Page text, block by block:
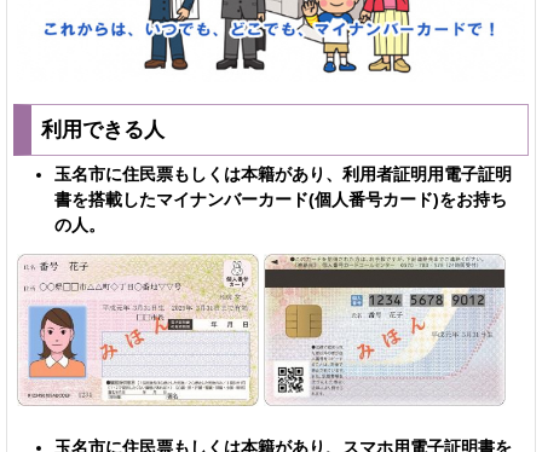
利用できる人
玉名市に住民票もしくは本籍があり、利用者証明用電子証明
書を搭載したマイナンバーカード(個人番号カード)をお持ち
の人。
玉名市に住民票もしくは本籍があり、スマホ用電子証明書を